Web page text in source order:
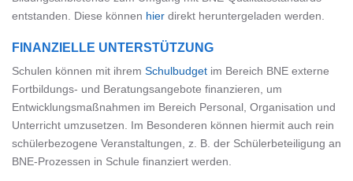
entstanden. Diese können hier direkt heruntergeladen werden.
FINANZIELLE UNTERSTÜTZUNG
Schulen können mit ihrem Schulbudget im Bereich BNE externe
Fortbildungs- und Beratungsangebote finanzieren, um
Entwicklungsmaßnahmen im Bereich Personal, Organisation und
Unterricht umzusetzen. Im Besonderen können hiermit auch rein
schülerbezogene Veranstaltungen, z. B. der Schülerbeteiligung an
BNE-Prozessen in Schule finanziert werden.